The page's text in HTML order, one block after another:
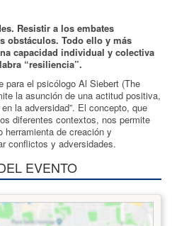
Resistir a los embates
obstáculos. Todo ello y más
capacidad individual y colectiva
“resiliencia”.
para el psicólogo Al Siebert (The
la asunción de una actitud positiva,
la adversidad”. El concepto, que
diferentes contextos, nos permite
herramienta de creación y
conflictos y adversidades.
EVENTO